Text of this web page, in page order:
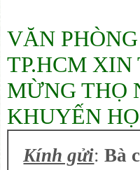
VĂN
TP.HCM XIN
MỪNG THỌ
KHUYẾN
Kính gửi:Bà